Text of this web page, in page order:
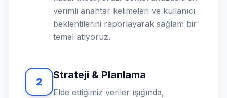
verimli anahtar kelimeleri ve kullanıcı
beklentilerini raporlayarak sağlam bir
temel atıyoruz.
2
Strateji & Planlama
Elde ettiğimiz veriler ışığında,